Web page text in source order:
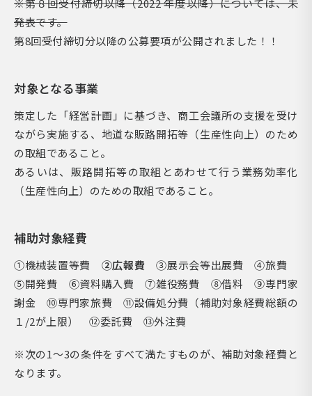
※第８回受付締切以降（2022 年度以降）については、未
発表です。
第8回受付締切分以降の公募要項が公開されました！！
対象となる事業
策定した「経営計画」に基づき、商工会議所の支援を受け
ながら実施する、地道な販路開拓等（生産性向上）のため
の取組であること。
あるいは、販路開拓等の取組とあわせて行う業務効率化
（生産性向上）のための取組であること。
補助対象経費
①機械装置等費 ②広報費 ③展示会等出展費 ④旅費
⑤開発費 ⑥資料購入費 ⑦雑役務費 ⑧借料 ⑨専門家
謝金 ⑩専門家旅費 ⑪設備処分費（補助対象経費総額の
１/2が上限） ⑫委託費 ⑬外注費
※次の1～3の条件をすべて満たすものが、補助対象経費と
なります。